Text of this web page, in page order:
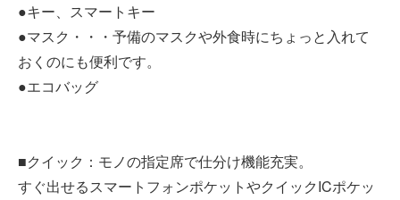
●キー、スマートキー
●マスク・・・予備のマスクや外食時にちょっと入れて
おくのにも便利です。
●エコバッグ
■クイック：モノの指定席で仕分け機能充実。
すぐ出せるスマートフォンポケットやクイックICポケッ